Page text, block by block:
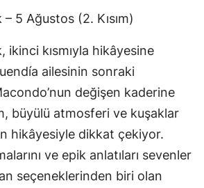
– 5 Ağustos (2. Kısım)
ikinci kısmıyla hikâyesine
ailesinin sonraki
değişen kaderine
büyülü atmosferi ve kuşaklar
hikâyesiyle dikkat çekiyor.
ve epik anlatıları sevenler
seçeneklerinden biri olan